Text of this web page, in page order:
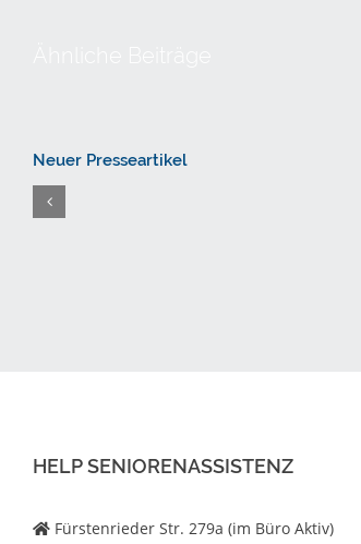
Neuer Presseartikel
HELP SENIORENASSISTENZ
Fürstenrieder Str. 279a (im Büro Aktiv)